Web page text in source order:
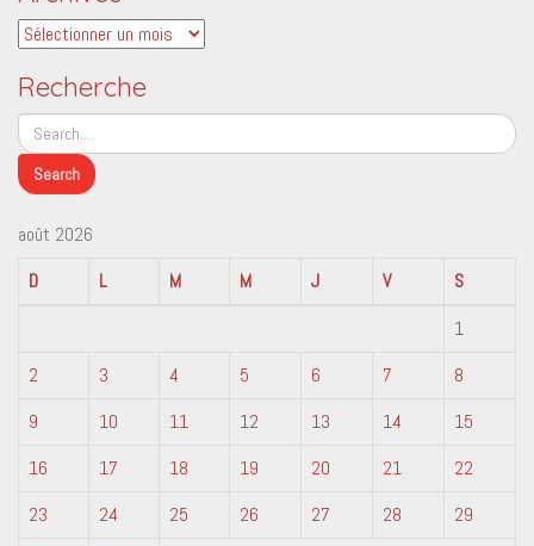
Archives
Recherche
août 2026
D
L M M J V
S
1
2
3 4 5 6 7
8
9
10 11 12 13 14
15
16
17 18 19 20 21
22
23
24 25 26 27 28
29